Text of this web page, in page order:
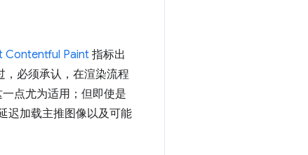
Contentful Paint 指标出
，必须承认，在渲染流程
点尤为适用；但即使是
迟加载主推图像以及可能